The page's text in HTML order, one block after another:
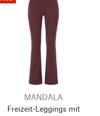
MANDALA
Freizeit-Leggings mit